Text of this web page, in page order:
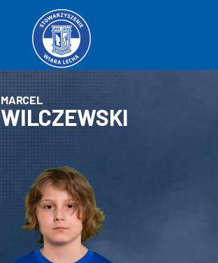
MARCEL
WILCZEWSKI